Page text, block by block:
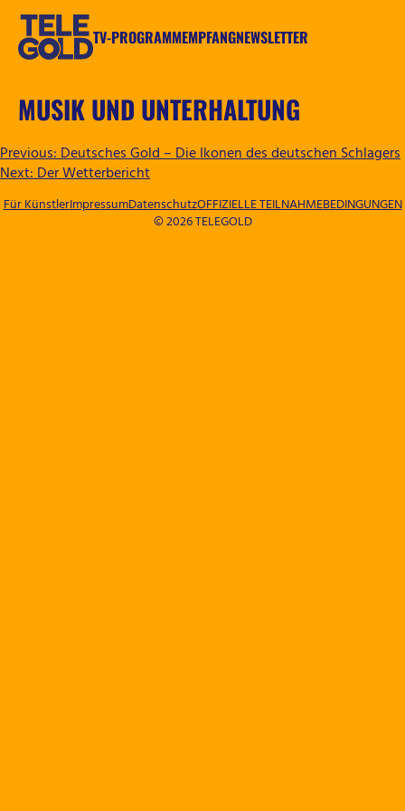
Zum
springen
TV-PROGRAMMEMPFANGNEWSLETTER
MUSIK UND UNTERHALTUNG
BEITRAGSNAVIGATION
Previous:Deutsches Gold – Die Ikonen des deutschen Schlagers
Next:Der Wetterbericht
© 2026 TELEGOLD
Für KünstlerImpressumDatenschutzOFFIZIELLE TEILNAHMEBEDINGUNGEN